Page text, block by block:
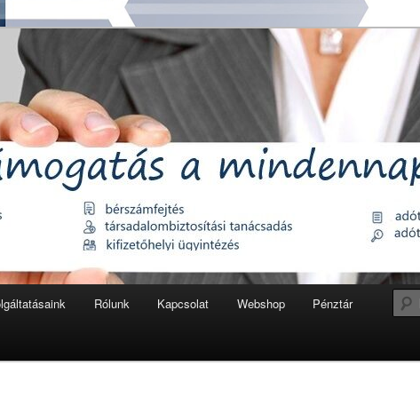
Rólunk Kapcsolat Webshop Pénztár